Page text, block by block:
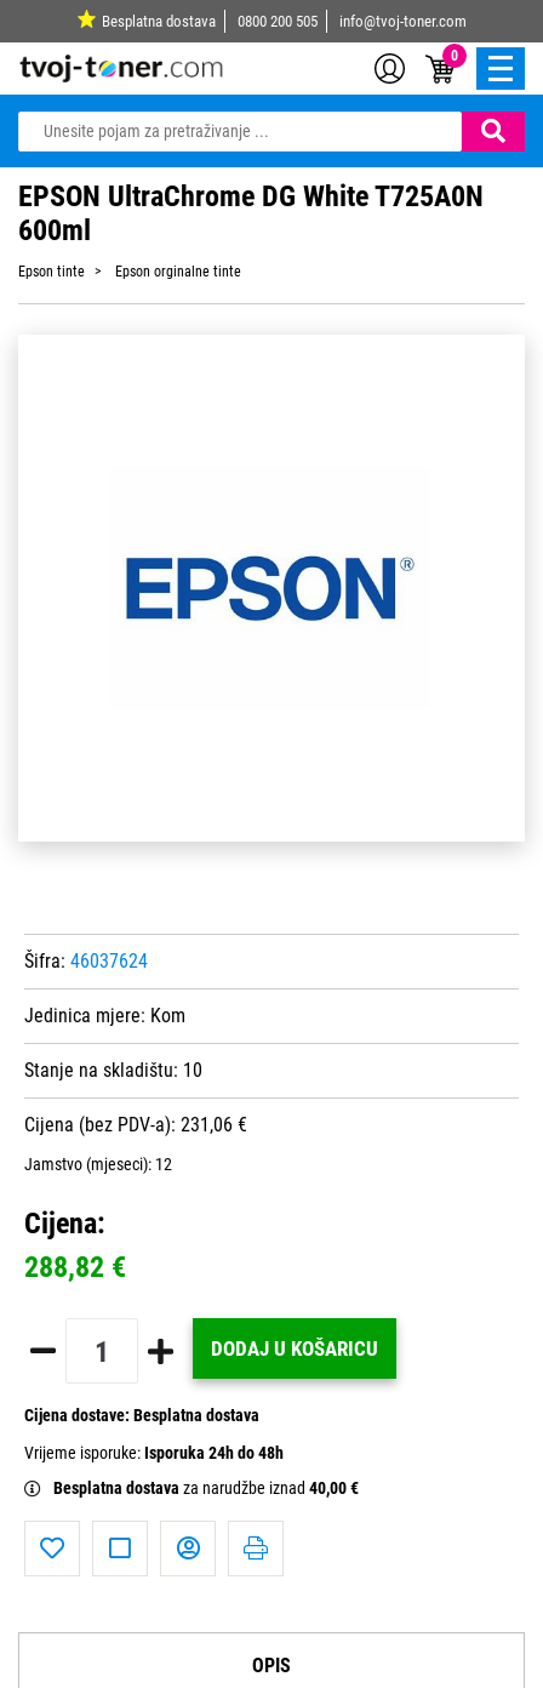
Besplatna dostava 0800 200 505 info@tvoj-toner.com
0
EPSON UltraChrome DG White T725A0N
600ml
Epson tinte Epson orginalne tinte
Šifra: 46037624
Jedinica mjere: Kom
Stanje na skladištu: 10
Cijena (bez PDV-a): 231,06 €
Jamstvo (mjeseci): 12
Cijena:
288,82 €
DODAJ U KOŠARICU
Cijena dostave: Besplatna dostava
Vrijeme isporuke:Isporuka 24h do 48h
Besplatna dostava za narudžbe iznad 40,00 €
OPIS